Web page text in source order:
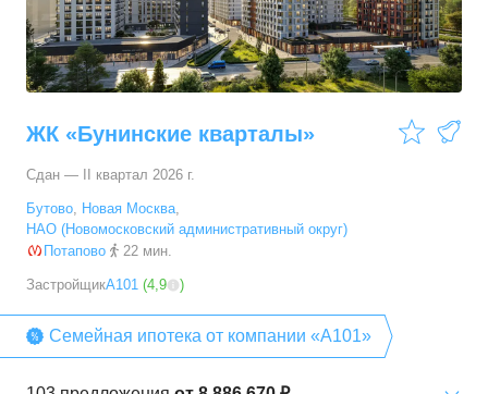
ЖК «Бунинские кварталы»
Сдан — II квартал 2026 г.
Бутово, Новая Москва,
НАО (Новомосковский административный округ)
Потапово
22 мин.
ЗастройщикА101 (4,9 )
Семейная ипотека от компании «А101»